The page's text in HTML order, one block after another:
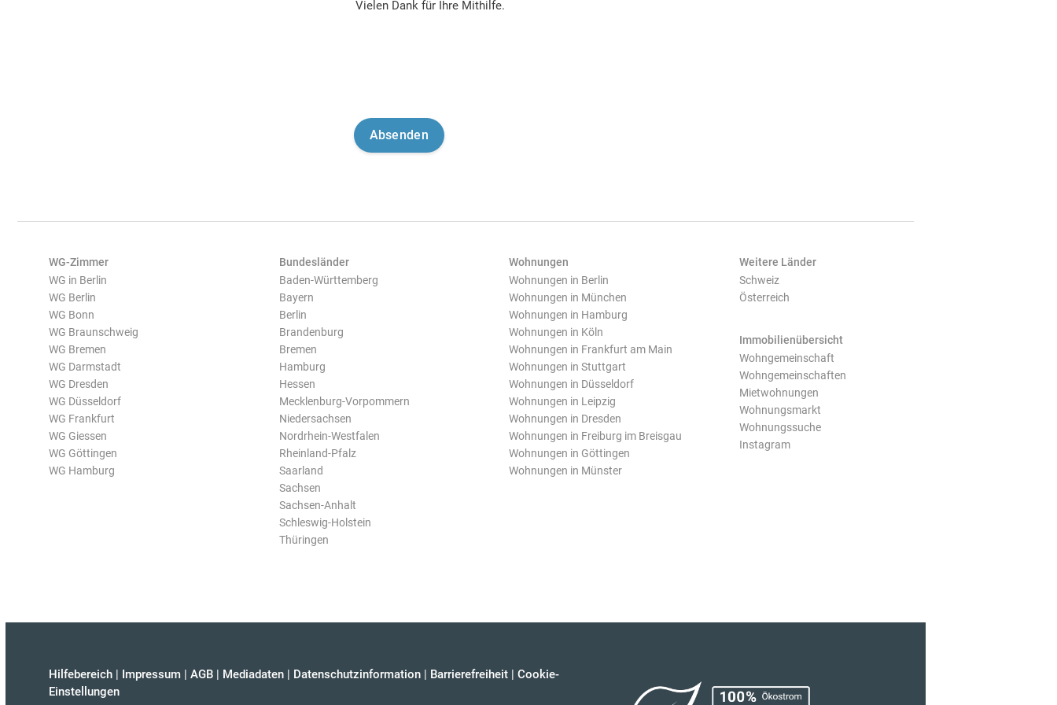
Vielen Dank für Ihre Mithilfe.
WG-Zimmer
WG in Berlin
WG Berlin
WG Bonn
WG Braunschweig
WG Bremen
WG Darmstadt
WG Dresden
WG Düsseldorf
WG Frankfurt
WG Giessen
WG Göttingen
WG Hamburg
Bundesländer
Baden-Württemberg
Bayern
Berlin
Brandenburg
Bremen
Hamburg
Hessen
Mecklenburg-Vorpommern
Niedersachsen
Nordrhein-Westfalen
Rheinland-Pfalz
Saarland
Sachsen
Sachsen-Anhalt
Schleswig-Holstein
Thüringen
Wohnungen
Wohnungen in Berlin
Wohnungen in München
Wohnungen in Hamburg
Wohnungen in Köln
Wohnungen in Frankfurt am Main
Wohnungen in Stuttgart
Wohnungen in Düsseldorf
Wohnungen in Leipzig
Wohnungen in Dresden
Wohnungen in Freiburg im Breisgau
Wohnungen in Göttingen
Wohnungen in Münster
Weitere Länder
Schweiz
Österreich
Immobilienübersicht
Wohngemeinschaft
Wohngemeinschaften
Mietwohnungen
Wohnungsmarkt
Wohnungssuche
Instagram
Hilfebereich | Impressum | AGB | Mediadaten | Datenschutzinformation | Barrierefreiheit | Cookie-
Einstellungen